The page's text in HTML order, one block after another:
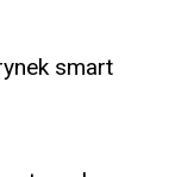
smart